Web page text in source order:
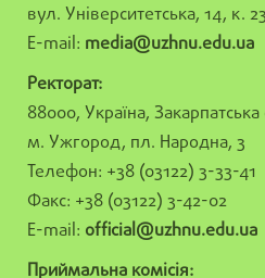
вул. Університетська, 14, к.
E-mail: media@uzhnu.edu.ua
Ректорат:
88000, Україна,
м. Ужгород, пл. Народна, 3
Телефон: +38 (03122) 3-33-41
Факс: +38 (03122) 3-42-02
E-mail: official@uzhnu.edu.ua
Приймальна комісія: